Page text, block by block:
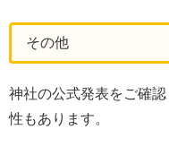
その他
神社の公式発表をご確
性もあります。